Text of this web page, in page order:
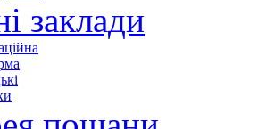
заклади